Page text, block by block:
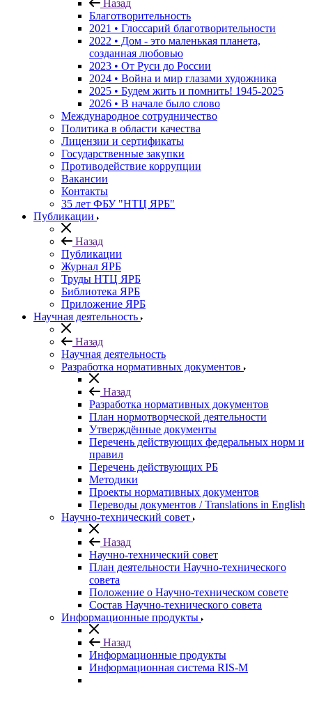
Назад
Благотворительность
2021 • Глоссарий благотворительности
2022 • Дом - это маленькая планета,
созданная любовью
2023 • От Руси до России
2024 • Война и мир глазами художника
2025 • Будем жить и помнить! 1945-2025
2026 • В начале было слово
Международное сотрудничество
Политика в области качества
Лицензии и сертификаты
Государственные закупки
Противодействие коррупции
Вакансии
Контакты
35 лет ФБУ "НТЦ ЯРБ"
Публикации
Назад
Публикации
Журнал ЯРБ
Труды НТЦ ЯРБ
Библиотека ЯРБ
Приложение ЯРБ
Научная деятельность
Назад
Научная деятельность
Разработка нормативных документов
Назад
Разработка нормативных документов
План нормотворческой деятельности
Утверждённые документы
Перечень действующих федеральных норм и
правил
Перечень действующих РБ
Методики
Проекты нормативных документов
Переводы документов / Translations in English
Научно-технический совет
Назад
Научно-технический совет
План деятельности Научно-технического
совета
Положение о Научно-техническом совете
Состав Научно-технического совета
Информационные продукты
Назад
Информационные продукты
Информационная система RIS-M